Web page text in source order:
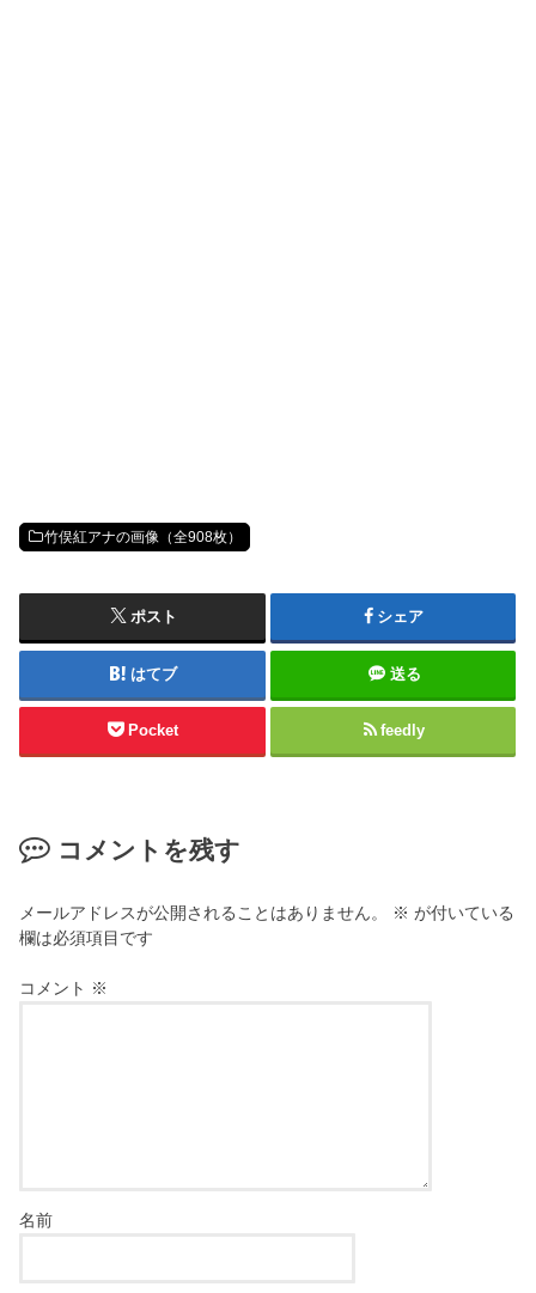
竹俣紅アナの画像（全908枚）
ポスト シェア
はてブ 送る
Pocket feedly
コメントを残す
メールアドレスが公開されることはありません。 ※ が付いている
欄は必須項目です
コメント ※
名前